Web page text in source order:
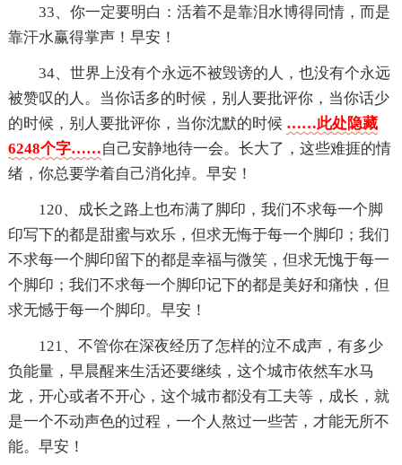
33、你一定要明白：活着不是靠泪水博得同情，而是
靠汗水赢得掌声！早安！
34、世界上没有个永远不被毁谤的人，也没有个永远
被赞叹的人。当你话多的时候，别人要批评你，当你话少
的时候，别人要批评你，当你沈默的时候 ……此处隐藏
6248个字……自己安静地待一会。长大了，这些难捱的情
绪，你总要学着自己消化掉。早安！
120、成长之路上也布满了脚印，我们不求每一个脚
印写下的都是甜蜜与欢乐，但求无悔于每一个脚印；我们
不求每一个脚印留下的都是幸福与微笑，但求无愧于每一
个脚印；我们不求每一个脚印记下的都是美好和痛快，但
求无憾于每一个脚印。早安！
121、不管你在深夜经历了怎样的泣不成声，有多少
负能量，早晨醒来生活还要继续，这个城市依然车水马
龙，开心或者不开心，这个城市都没有工夫等，成长，就
是一个不动声色的过程，一个人熬过一些苦，才能无所不
能。早安！